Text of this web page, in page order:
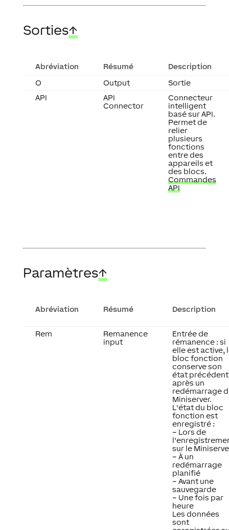
Sorties↑
Abréviation Résumé
Description
O
Output
Sortie
API
API
Connector
Connecteur
intelligent
basé sur API.
Permet de
relier
plusieurs
fonctions
entre des
appareils et
des blocs.
Commandes
API
Paramètres↑
Abréviation Résumé Description
Rem
Remanence
input
Entrée de
rémanence : si
elle est active,
bloc fonction
conserve son
état précédent
après un
redémarrage
Miniserver.
L'état du bloc
fonction est
enregistré :
– Lors de
sur le
– À un
redémarrage
planifié
– Avant une
sauvegarde
– Une fois par
heure
Les données
sont